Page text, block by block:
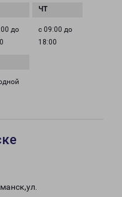
до
с 09:00 до
18:00